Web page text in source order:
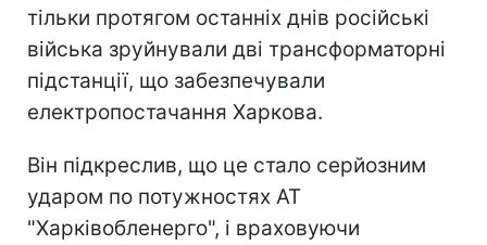
тільки протягом останніх днів російські
війська зруйнували дві трансформаторні
підстанції, що забезпечували
електропостачання Харкова.
Він підкреслив, що це стало серйозним
ударом по потужностях АТ
"Харківобленерго", і враховуючи